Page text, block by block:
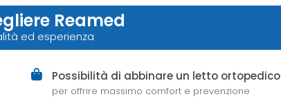
Reamed
ed esperienza
Possibilità di abbinare un letto ortopedico
per offrire massimo comfort e prevenzione